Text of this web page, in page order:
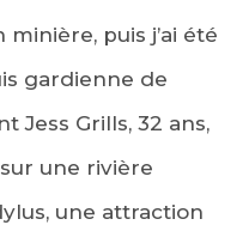
minière, puis j’ai été
gardienne de
Jess Grills, 32 ans,
une rivière
une attraction